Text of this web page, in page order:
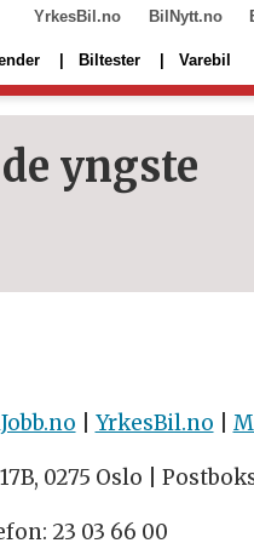
YrkesBil.no BilNytt.no
Biltester Varebil
yngste
YrkesBil.no
0275 Oslo |
23 03 66 00